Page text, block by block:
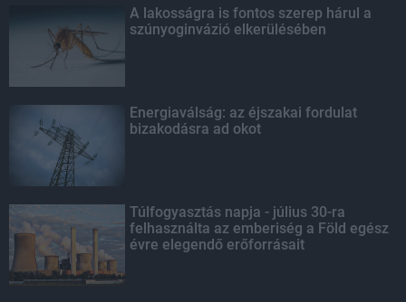
A lakosságra is fontos szerep hárul a
szúnyoginvázió elkerülésében
Energiaválság: az éjszakai fordulat
bizakodásra ad okot
Túlfogyasztás napja - július 30-ra
felhasználta az emberiség a Föld egész
évre elegendő erőforrásait